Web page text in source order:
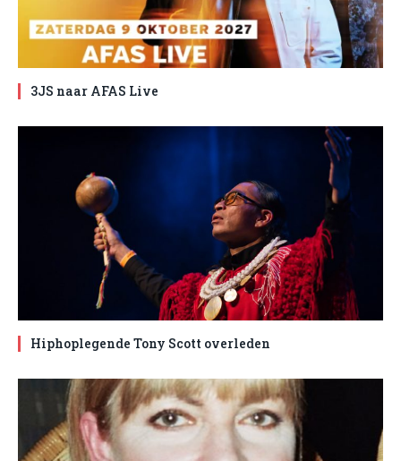
3JS naar AFAS Live
Hiphoplegende Tony Scott overleden